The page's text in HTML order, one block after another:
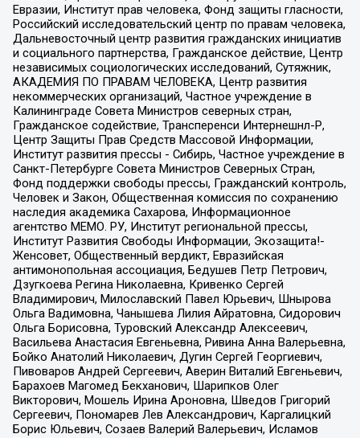
Евразии, Институт прав человека, Фонд защиты гласности,
Российский исследовательский центр по правам человека,
Дальневосточный центр развития гражданских инициатив
и социального партнерства, Гражданское действие, Центр
независимых социологических исследований, Сутяжник,
АКАДЕМИЯ ПО ПРАВАМ ЧЕЛОВЕКА, Центр развития
некоммерческих организаций, Частное учреждение в
Калининграде Совета Министров северных стран,
Гражданское содействие, Трансперенси Интернешнл-Р,
Центр Защиты Прав Средств Массовой Информации,
Институт развития прессы - Сибирь, Частное учреждение в
Санкт-Петербурге Совета Министров Северных Стран,
Фонд поддержки свободы прессы, Гражданский контроль,
Человек и Закон, Общественная комиссия по сохранению
наследия академика Сахарова, Информационное
агентство МЕМО. РУ, Институт региональной прессы,
Институт Развития Свободы Информации, Экозащита!-
Женсовет, Общественный вердикт, Евразийская
антимонопольная ассоциация, Бедушев Петр Петрович,
Дзугкоева Регина Николаевна, Кривенко Сергей
Владимирович, Милославский Павел Юрьевич, Шнырова
Ольга Вадимовна, Чанышева Лилия Айратовна, Сидорович
Ольга Борисовна, Туровский Александр Алексеевич,
Васильева Анастасия Евгеньевна, Ривина Анна Валерьевна,
Бойко Анатолий Николаевич, Дугин Сергей Георгиевич,
Пивоваров Андрей Сергеевич, Аверин Виталий Евгеньевич,
Барахоев Магомед Бекханович, Шарипков Олег
Викторович, Мошель Ирина Ароновна, Шведов Григорий
Сергеевич, Пономарев Лев Александрович, Каргалицкий
Борис Юльевич, Созаев Валерий Валерьевич, Исламов